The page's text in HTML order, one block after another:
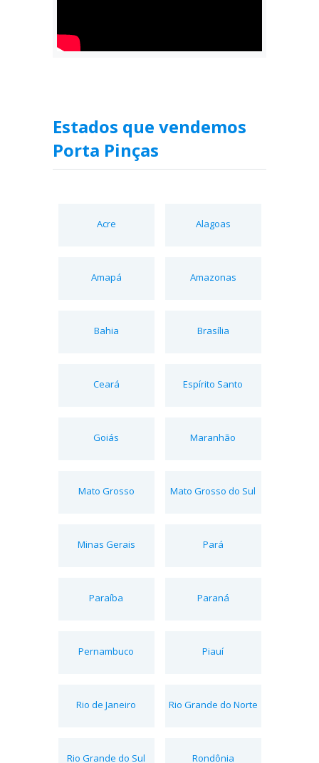
Estados que vendemos
Porta Pinças
Acre Alagoas
Amapá Amazonas
Bahia Brasília
Ceará Espírito Santo
Goiás Maranhão
Mato Grosso Mato Grosso do Sul
Minas Gerais Pará
Paraíba Paraná
Pernambuco Piauí
Rio de Janeiro Rio Grande do Norte
Rio Grande do Sul Rondônia